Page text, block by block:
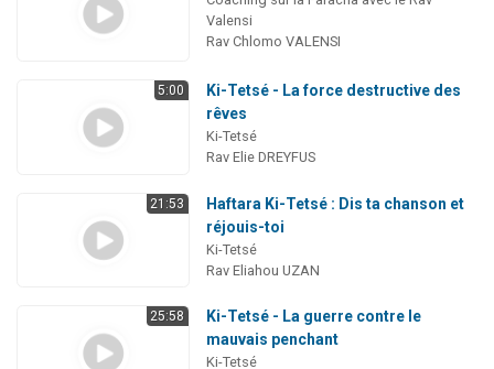
Valensi
Rav Chlomo VALENSI
5:00
Ki-Tetsé - La force destructive des
rêves
Ki-Tetsé
Rav Elie DREYFUS
21:53
Haftara Ki-Tetsé : Dis ta chanson et
réjouis-toi
Ki-Tetsé
Rav Eliahou UZAN
25:58
Ki-Tetsé - La guerre contre le
mauvais penchant
Ki-Tetsé